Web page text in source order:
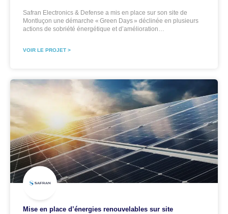
Safran Electronics & Defense a mis en place sur son site de
Montluçon une démarche « Green Days » déclinée en plusieurs
actions de sobriété énergétique et d’amélioration…
VOIR LE PROJET >
Mise en place d’énergies renouvelables sur site